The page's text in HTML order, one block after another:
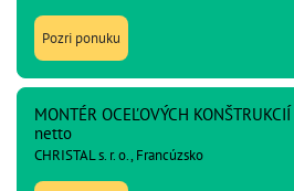
Pozri ponuku
MONTÉR OCEĽOVÝCH
netto
CHRISTAL s. r. o., Francúzsko